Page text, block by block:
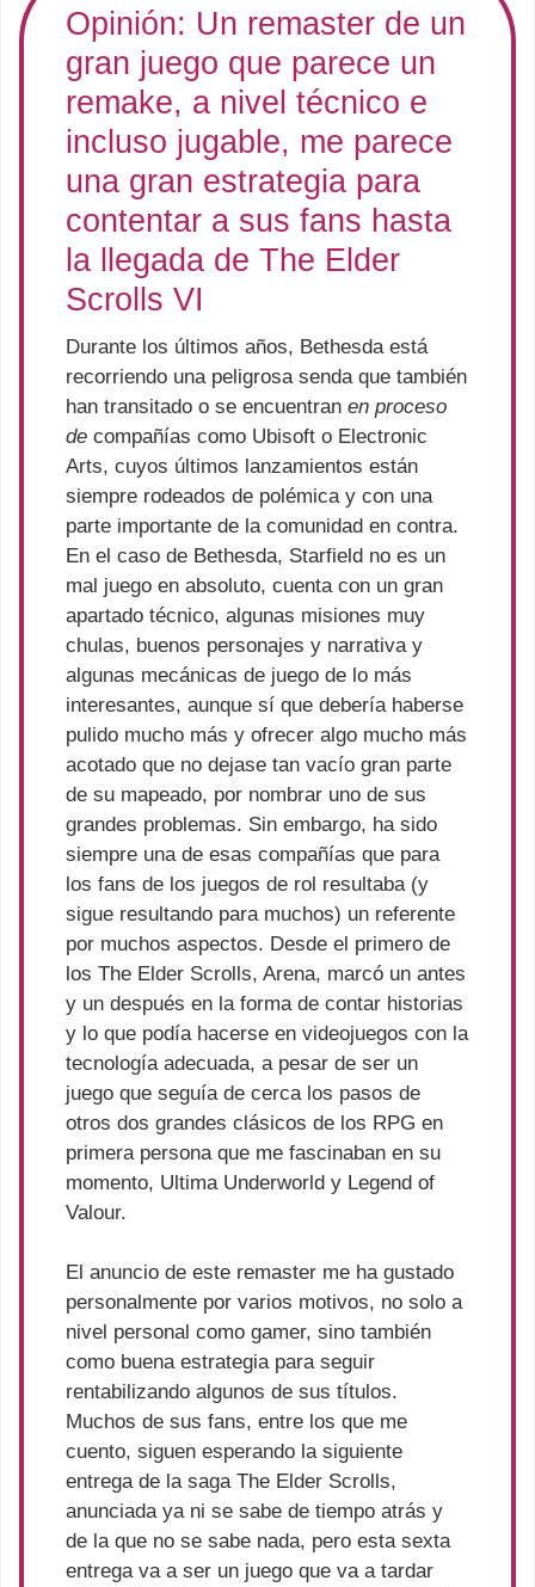
Opinión: Un remaster de un
gran juego que parece un
remake, a nivel técnico e
incluso jugable, me parece
una gran estrategia para
contentar a sus fans hasta
la llegada de The Elder
Scrolls VI
Durante los últimos años, Bethesda está
recorriendo una peligrosa senda que también
han transitado o se encuentran en proceso
de compañías como Ubisoft o Electronic
Arts, cuyos últimos lanzamientos están
siempre rodeados de polémica y con una
parte importante de la comunidad en contra.
En el caso de Bethesda, Starfield no es un
mal juego en absoluto, cuenta con un gran
apartado técnico, algunas misiones muy
chulas, buenos personajes y narrativa y
algunas mecánicas de juego de lo más
interesantes, aunque sí que debería haberse
pulido mucho más y ofrecer algo mucho más
acotado que no dejase tan vacío gran parte
de su mapeado, por nombrar uno de sus
grandes problemas. Sin embargo, ha sido
siempre una de esas compañías que para
los fans de los juegos de rol resultaba (y
sigue resultando para muchos) un referente
por muchos aspectos. Desde el primero de
los The Elder Scrolls, Arena, marcó un antes
y un después en la forma de contar historias
y lo que podía hacerse en videojuegos con la
tecnología adecuada, a pesar de ser un
juego que seguía de cerca los pasos de
otros dos grandes clásicos de los RPG en
primera persona que me fascinaban en su
momento, Ultima Underworld y Legend of
Valour.
El anuncio de este remaster me ha gustado
personalmente por varios motivos, no solo a
nivel personal como gamer, sino también
como buena estrategia para seguir
rentabilizando algunos de sus títulos.
Muchos de sus fans, entre los que me
cuento, siguen esperando la siguiente
entrega de la saga The Elder Scrolls,
anunciada ya ni se sabe de tiempo atrás y
de la que no se sabe nada, pero esta sexta
entrega va a ser un juego que va a tardar